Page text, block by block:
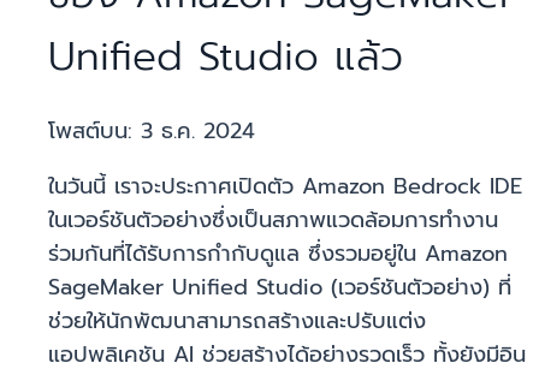
Unified Studio แล้ว
โพสต์บน: 3 ธ.ค. 2024
ในวันนี้ เราจะประกาศเปิดตัว Amazon Bedrock IDE
ในเวอร์ชันตัวอย่างซึ่งเป็นสภาพแวดล้อมการทำงาน
ร่วมกันที่ได้รับการกำกับดูแล ซึ่งรวมอยู่ใน Amazon
SageMaker Unified Studio (เวอร์ชันตัวอย่าง) ที่
ช่วยให้นักพัฒนาสามารถสร้างและปรับแต่ง
แอปพลิเคชัน AI ช่วยสร้างได้อย่างรวดเร็ว ทั้งยังมีอิน